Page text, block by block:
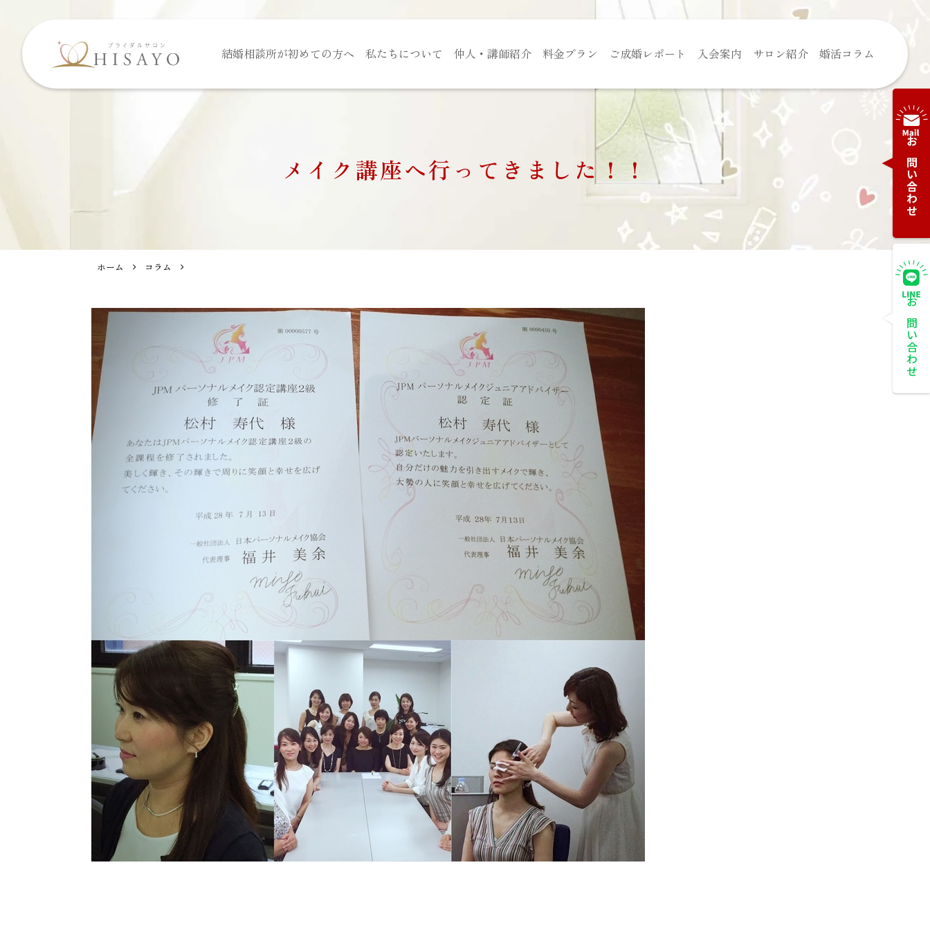
結婚相談所が初めての方へ 私たちについて 仲人・講師紹介 料金プラン ご成婚レポート 入会案内 サロン紹介 婚活コラム
メイク講座へ行ってきました！！
ホーム コラム
お問い合わせ
お問い合わせ